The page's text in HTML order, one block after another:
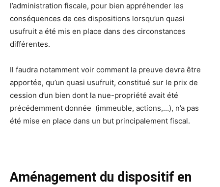
l’administration fiscale, pour bien appréhender les
conséquences de ces dispositions lorsqu’un quasi
usufruit a été mis en place dans des circonstances
différentes.
Il faudra notamment voir comment la preuve devra être
apportée, qu’un quasi usufruit, constitué sur le prix de
cession d’un bien dont la nue-propriété avait été
précédemment donnée (immeuble, actions,…), n’a pas
été mise en place dans un but principalement fiscal.
Aménagement du dispositif en